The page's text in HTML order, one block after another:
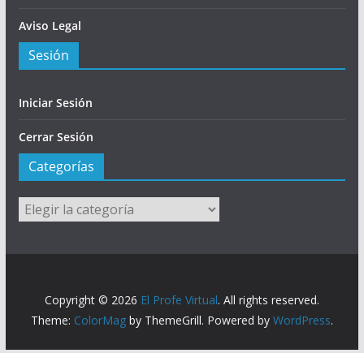
Aviso Legal
Sesión
Iniciar Sesión
Cerrar Sesión
Categorías
Categorías
Copyright © 2026 El Profe Virtual. All rights reserved.
Theme: ColorMagby ThemeGrill. Powered by WordPress.